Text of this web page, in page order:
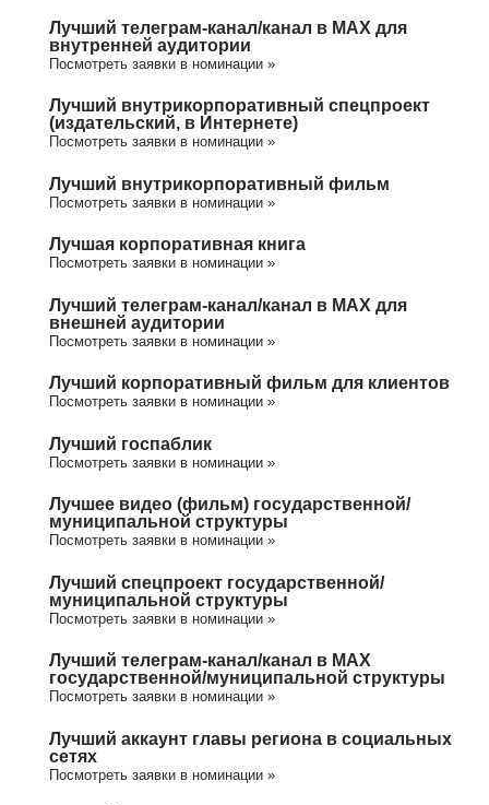
Лучший телеграм-канал/канал в МАХ для
внутренней аудитории
Посмотреть заявки в номинации »
Лучший внутрикорпоративный спецпроект
(издательский, в Интернете)
Посмотреть заявки в номинации »
Лучший внутрикорпоративный фильм
Посмотреть заявки в номинации »
Лучшая корпоративная книга
Посмотреть заявки в номинации »
Лучший телеграм-канал/канал в МАХ для
внешней аудитории
Посмотреть заявки в номинации »
Лучший корпоративный фильм для клиентов
Посмотреть заявки в номинации »
Лучший госпаблик
Посмотреть заявки в номинации »
Лучшее видео (фильм) государственной/
муниципальной структуры
Посмотреть заявки в номинации »
Лучший спецпроект государственной/
муниципальной структуры
Посмотреть заявки в номинации »
Лучший телеграм-канал/канал в МАХ
государственной/муниципальной структуры
Посмотреть заявки в номинации »
Лучший аккаунт главы региона в социальных
сетях
Посмотреть заявки в номинации »